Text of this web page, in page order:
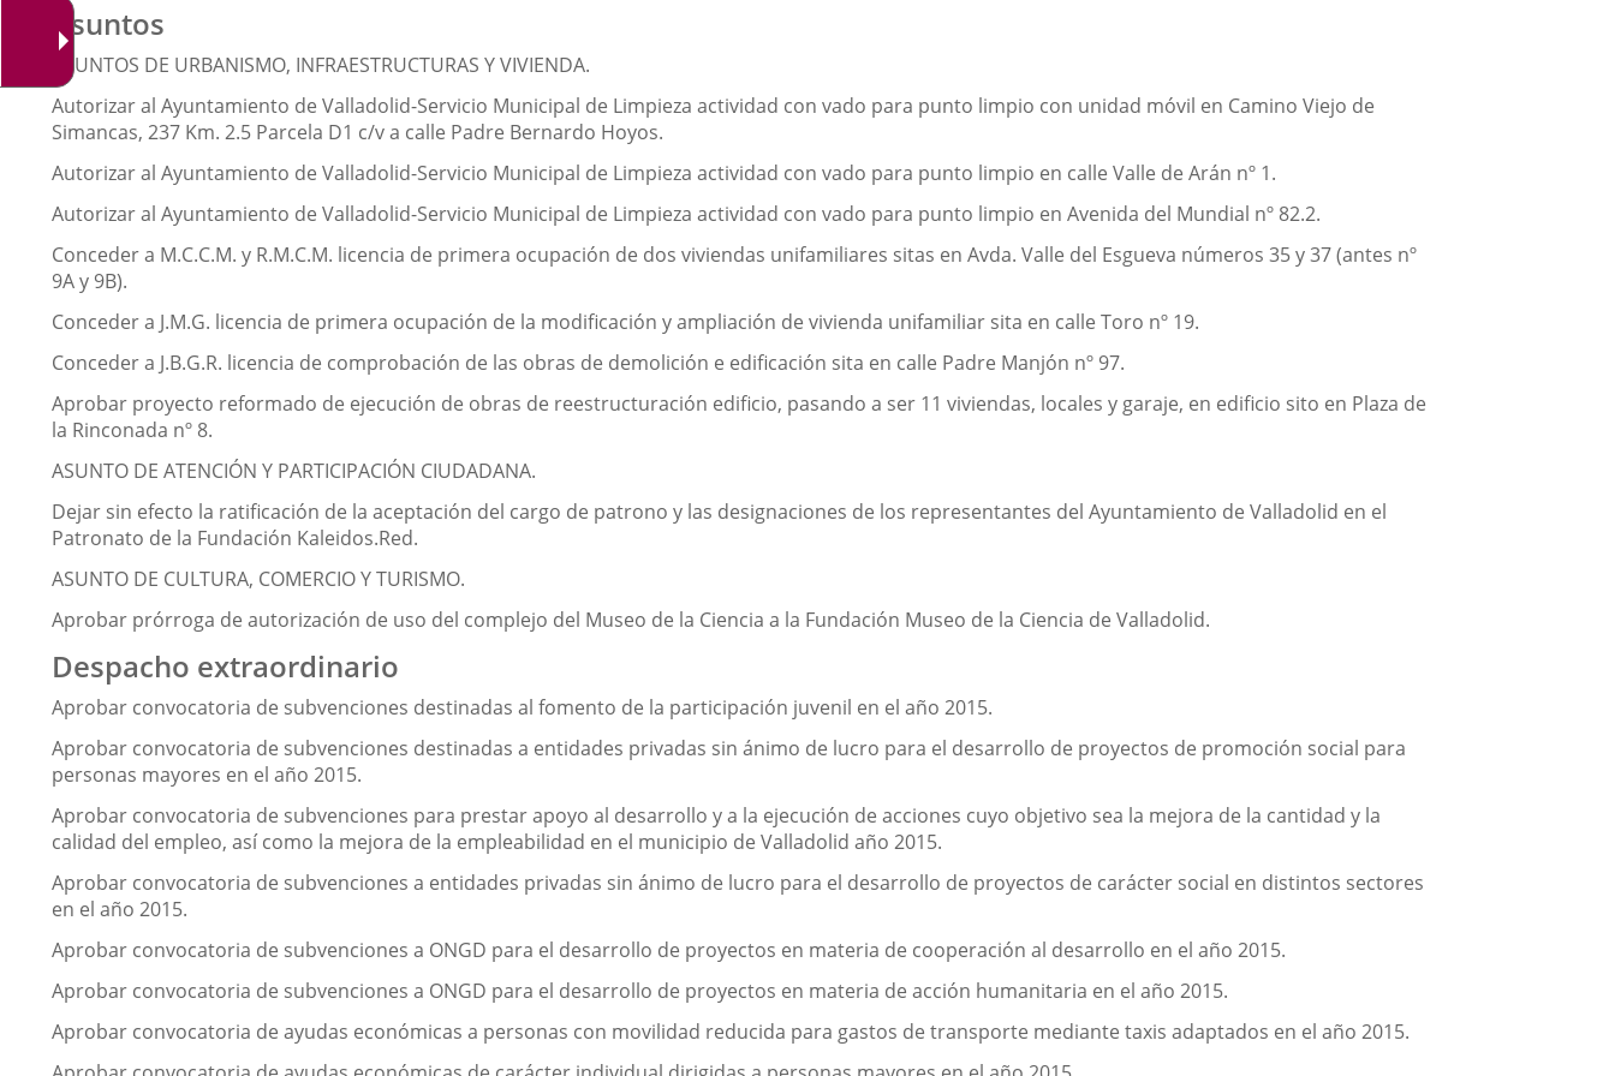
Asuntos
ASUNTOS DE URBANISMO, INFRAESTRUCTURAS Y VIVIENDA.
Autorizar al Ayuntamiento de Valladolid-Servicio Municipal de Limpieza actividad con vado para punto limpio con unidad móvil en Camino Viejo de
Simancas, 237 Km. 2.5 Parcela D1 c/v a calle Padre Bernardo Hoyos.
Autorizar al Ayuntamiento de Valladolid-Servicio Municipal de Limpieza actividad con vado para punto limpio en calle Valle de Arán nº 1.
Autorizar al Ayuntamiento de Valladolid-Servicio Municipal de Limpieza actividad con vado para punto limpio en Avenida del Mundial nº 82.2.
Conceder a M.C.C.M. y R.M.C.M. licencia de primera ocupación de dos viviendas unifamiliares sitas en Avda. Valle del Esgueva números 35 y 37 (antes nº
9A y 9B).
Conceder a J.M.G. licencia de primera ocupación de la modificación y ampliación de vivienda unifamiliar sita en calle Toro nº 19.
Conceder a J.B.G.R. licencia de comprobación de las obras de demolición e edificación sita en calle Padre Manjón nº 97.
Aprobar proyecto reformado de ejecución de obras de reestructuración edificio, pasando a ser 11 viviendas, locales y garaje, en edificio sito en Plaza de
la Rinconada nº 8.
ASUNTO DE ATENCIÓN Y PARTICIPACIÓN CIUDADANA.
Dejar sin efecto la ratificación de la aceptación del cargo de patrono y las designaciones de los representantes del Ayuntamiento de Valladolid en el
Patronato de la Fundación Kaleidos.Red.
ASUNTO DE CULTURA, COMERCIO Y TURISMO.
Aprobar prórroga de autorización de uso del complejo del Museo de la Ciencia a la Fundación Museo de la Ciencia de Valladolid.
Despacho extraordinario
Aprobar convocatoria de subvenciones destinadas al fomento de la participación juvenil en el año 2015.
Aprobar convocatoria de subvenciones destinadas a entidades privadas sin ánimo de lucro para el desarrollo de proyectos de promoción social para
personas mayores en el año 2015.
Aprobar convocatoria de subvenciones para prestar apoyo al desarrollo y a la ejecución de acciones cuyo objetivo sea la mejora de la cantidad y la
calidad del empleo, así como la mejora de la empleabilidad en el municipio de Valladolid año 2015.
Aprobar convocatoria de subvenciones a entidades privadas sin ánimo de lucro para el desarrollo de proyectos de carácter social en distintos sectores
en el año 2015.
Aprobar convocatoria de subvenciones a ONGD para el desarrollo de proyectos en materia de cooperación al desarrollo en el año 2015.
Aprobar convocatoria de subvenciones a ONGD para el desarrollo de proyectos en materia de acción humanitaria en el año 2015.
Aprobar convocatoria de ayudas económicas a personas con movilidad reducida para gastos de transporte mediante taxis adaptados en el año 2015.